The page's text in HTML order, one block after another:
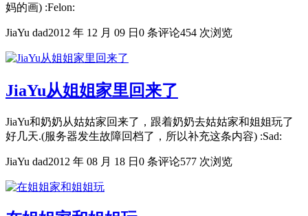
妈的画) :Felon:
JiaYu dad2012 年 12 月 09 日 0 条评论454 次浏览
JiaYu从姐姐家里回来了
JiaYu和奶奶从姑姑家回来了，跟着奶奶去姑姑家和姐姐玩了
好几天.(服务器发生故障回档了，所以补充这条内容) :Sad:
JiaYu dad2012 年 08 月 18 日 0 条评论577 次浏览